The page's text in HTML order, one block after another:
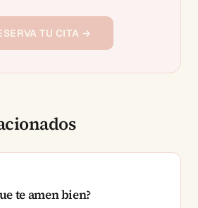
TU CITA →
te amen bien?